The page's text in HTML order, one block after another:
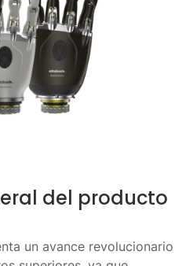
del producto
un avance revolucionario